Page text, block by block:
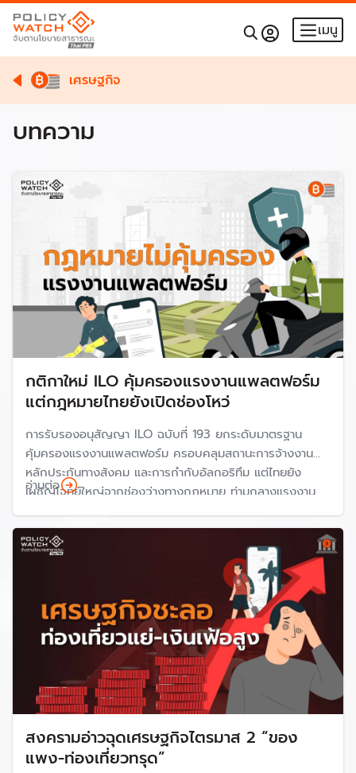
เมนู
เศรษฐกิจ
บทความ
กติกาใหม่ ILO คุ้มครองแรงงานแพลตฟอร์ม
แต่กฎหมายไทยยังเปิดช่องโหว่
การรับรองอนุสัญญา ILO ฉบับที่ 193 ยกระดับมาตรฐาน
คุ้มครองแรงงานแพลตฟอร์ม ครอบคลุมสถานะการจ้างงาน
หลักประกันทางสังคม และการกำกับอัลกอริทึม แต่ไทยยัง
เผชิญโจทย์ใหญ่จากช่องว่างทางกฎหมาย ท่ามกลางแรงงาน
หลักประกัน
อ่านต่อ
สงครามอ่าวฉุดเศรษฐกิจไตรมาส 2 “ของ
แพง-ท่องเที่ยวทรุด”